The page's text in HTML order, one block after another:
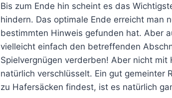
Bis zum Ende hin scheint es das
hindern. Das optimale Ende erreicht man
bestimmten Hinweis gefunden hat. Aber
vielleicht einfach den betreffenden
Spielvergnügen verderben! Aber nicht
natürlich verschlüsselt. Ein gut gemeinter
zu Hafersäcken findest, ist es natürlich